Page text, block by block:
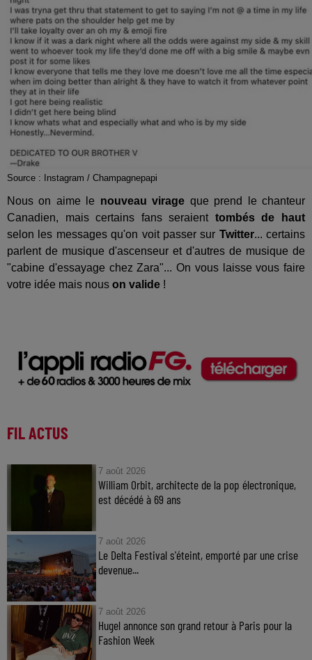
Source : Instagram / Champagnepapi
Nous on aime le nouveau virage que prend le chanteur
Canadien, mais certains fans seraient tombés de haut
selon les messages qu'on voit passer sur Twitter... certains
parlent de musique d'ascenseur et d'autres de musique de
"cabine d'essayage chez Zara"... On vous laisse vous faire
votre idée mais nous on valide !
FIL ACTUS
7 août 2026
William Orbit, architecte de la pop électronique,
est décédé à 69 ans
7 août 2026
Le Delta Festival s'éteint, emporté par une crise
devenue...
7 août 2026
Hugel annonce son grand retour à Paris pour la
Fashion Week